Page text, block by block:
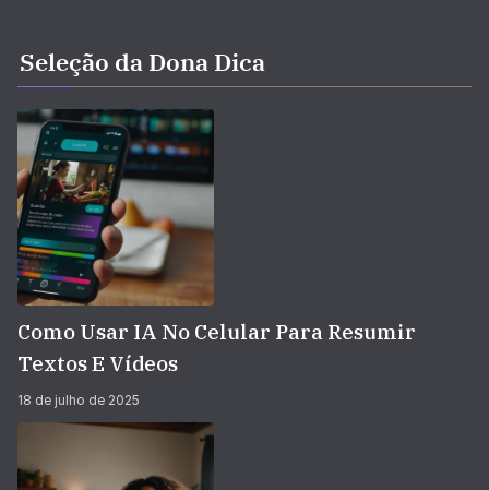
Seleção da Dona Dica
Como Usar IA No Celular Para Resumir
Textos E Vídeos
18 de julho de 2025